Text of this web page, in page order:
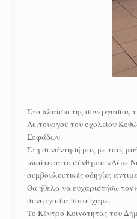
Στo πλαίσιo της
Λειτουργού του σχολείου
Σοφάδων.
Στη συνάντησή μας με τους
ιδιαίτερα το σύνθημα: «Λέμε
συμβουλευτικές οδηγίες
Θα ήθελα να ευχαριστήσω τον
συνεργασία που είχαμε.
Το Κέντρο Κοινότητας του